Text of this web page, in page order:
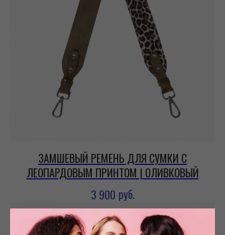
ЗАМШЕВЫЙ РЕМЕНЬ ДЛЯ СУМКИ С
ЛЕОПАРДОВЫМ ПРИНТОМ | ОЛИВКОВЫЙ
3 900 руб.